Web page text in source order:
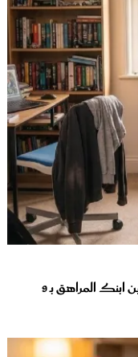
توقفي عن معاتبته.. إليكِ كيف تكسبين ابنك المراهق بـ 9